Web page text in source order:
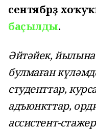
сентябрҙә
баҫылды.
Әйтәйек,
булмаған
студенттар,
адъюнкттар,
ассистент-